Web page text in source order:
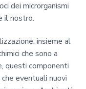
dei microrganismi
il nostro.
insieme al
che sono a
questi componenti
eventuali nuovi